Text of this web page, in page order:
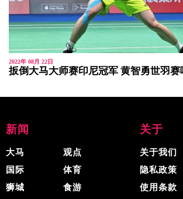
2022年 08月 22日
扳倒大马大师赛印尼冠军 黄智勇世羽赛
新闻
大马
国际
狮城
观点
体育
食游
关于
关于我们
隐私政策
使用条款